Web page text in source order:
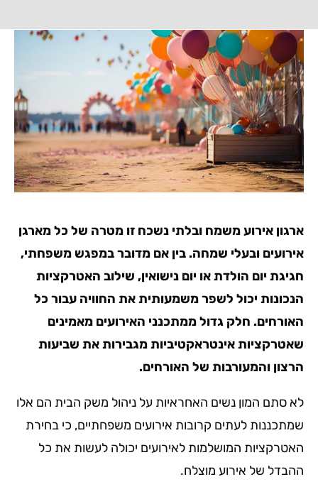
ארגון אירוע משמח ובלתי נשכח זו מטרה של כל מארגן
אירועים ובעלי שמחה. בין אם מדובר במפגש משפחתי,
חגיגת יום הולדת או יום נישואין, שילוב האטרקציות
הנכונות יכול לשפר משמעותית את החוויה עבור כל
האורחים. חלק גדול ממתכנני האירועים מאמינים
שאטרקציות אינטראקטיביות מגבירות את שביעות
הרצון והמעורבות של האורחים.
לא סתם המון נשים האחראיות על ניהול משק הבית הם אלו
שמתכננות לעתים קרובות אירועים משפחתיים, כי בחירת
האטרקציות המושלמות לאירועים יכולה לעשות את כל
ההבדל של אירוע מוצלח.